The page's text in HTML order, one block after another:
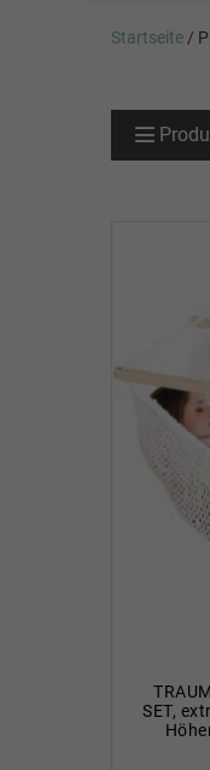
Startseite /
SET,